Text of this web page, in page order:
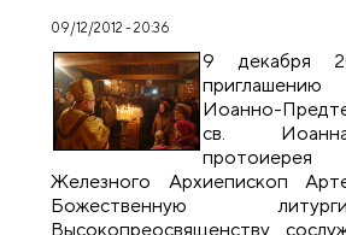
09/12/2012 - 20:36
9 декабря
Иоанно-
св.
Железного Архиепископ
Божественную
Высокопреосвященству